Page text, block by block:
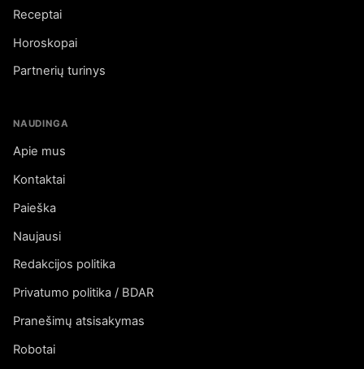
Receptai
Horoskopai
Partnerių turinys
NAUDINGA
Apie mus
Kontaktai
Paieška
Naujausi
Redakcijos politika
Privatumo politika / BDAR
Pranešimų atsisakymas
Robotai